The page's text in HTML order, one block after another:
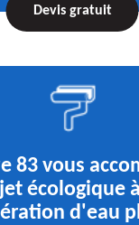
Devis gratuit
83 vous
écologique
d'eau